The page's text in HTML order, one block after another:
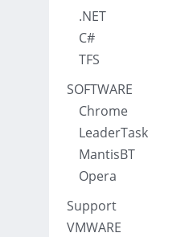
.NET
C#
TFS
SOFTWARE
Chrome
LeaderTask
MantisBT
Opera
Support
VMWARE